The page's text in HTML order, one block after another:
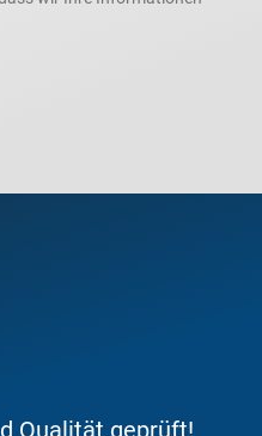
Qualität geprüft!